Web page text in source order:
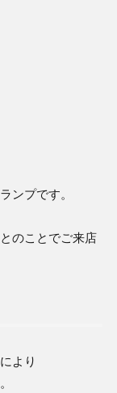
ンプです。
のことでご来店
より